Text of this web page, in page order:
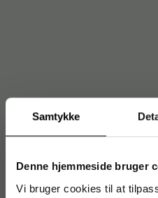
Samtykke
Denne hjemmeside bruger
Vi bruger cookies til at